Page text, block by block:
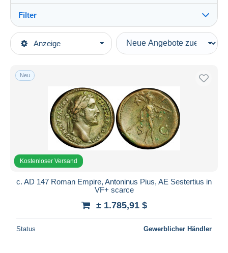
Anzeige
Hauptkategorien
Münzen
Römische Münzen
Röm. Kaiserzeit (-27 / 476)
Die Antoninische Dynastie (96 / 192)
Filter
Art der Verkäufe
Laufende Angebote
Auktionen ohne Gebote
Auktionshäuser
Verkauft
Alle Laufzeiten
Preis
Neu
Kostenloser Versand
c. AD 147 Roman Empire, Antoninus Pius, AE Sestertius in
VF+ scarce
± 1.785,91 $
Status Gewerblicher Händler